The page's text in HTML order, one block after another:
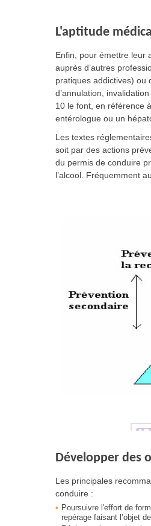
L'aptitude
Enfin, pour émettre leur
auprès d’autres
pratiques addictives) ou
d’annulation,
10 le font, en référence
entérologue ou un
Les textes
soit par des actions
du permis de conduire
l’alcool. Fréquemment
Développer des
Les principales
conduire :
Poursuivre l'effort de
repérage faisant l’objet